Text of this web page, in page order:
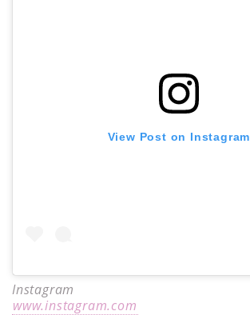
View Post on Instagram
Instagram
www.instagram.com